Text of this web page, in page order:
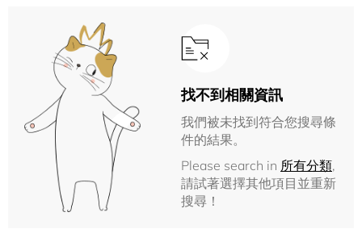
找不到相關資訊
我們被未找到符合您搜尋條
件的結果。
Please search in 所有分類,
請試著選擇其他項目並重新
搜尋！